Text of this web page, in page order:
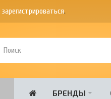
зарегистрироваться.
БРЕНДЫ